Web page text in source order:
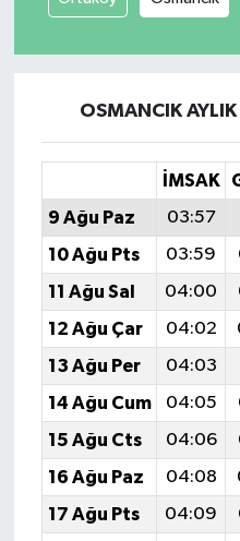
OSMANCIK
İMSAK
9 Ağu Paz
03:57
10 Ağu Pts
03:59
11 Ağu Sal
04:00
12 Ağu Çar
04:02
13 Ağu Per
04:03
14 Ağu Cum
04:05
15 Ağu Cts
04:06
16 Ağu Paz
04:08
17 Ağu Pts
04:09